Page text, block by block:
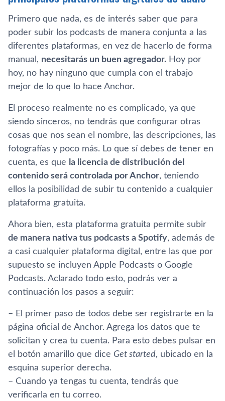
Primero que nada, es de interés saber que para
poder subir los podcasts de manera conjunta a las
diferentes plataformas, en vez de hacerlo de forma
manual, necesitarás un buen agregador. Hoy por
hoy, no hay ninguno que cumpla con el trabajo
mejor de lo que lo hace Anchor.
El proceso realmente no es complicado, ya que
siendo sinceros, no tendrás que configurar otras
cosas que nos sean el nombre, las descripciones, las
fotografías y poco más. Lo que sí debes de tener en
cuenta, es que la licencia de distribución del
contenido será controlada por Anchor, teniendo
ellos la posibilidad de subir tu contenido a cualquier
plataforma gratuita.
Ahora bien, esta plataforma gratuita permite subir
de manera nativa tus podcasts a Spotify, además de
a casi cualquier plataforma digital, entre las que por
supuesto se incluyen Apple Podcasts o Google
Podcasts. Aclarado todo esto, podrás ver a
continuación los pasos a seguir:
– El primer paso de todos debe ser registrarte en la
página oficial de Anchor. Agrega los datos que te
solicitan y crea tu cuenta. Para esto debes pulsar en
el botón amarillo que dice Get started, ubicado en la
esquina superior derecha.
– Cuando ya tengas tu cuenta, tendrás que
verificarla en tu correo.